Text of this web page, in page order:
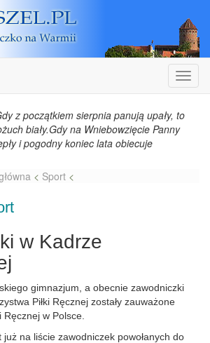
z początkiem sierpnia panują upały, to
biały.Gdy na Wniebowzięcie Panny
i pogodny koniec lata obiecuje
< Sport <
w Kadrze
gimnazjum, a obecnie zawodniczki
Piłki Ręcznej zostały zauważone
Ręcznej w Polsce.
na liście zawodniczek powołanych do